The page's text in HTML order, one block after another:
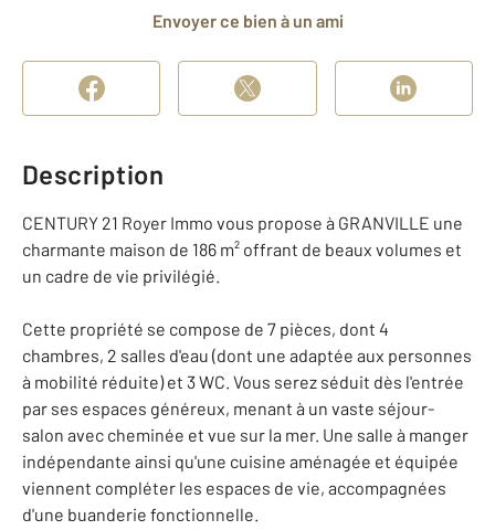
Envoyer ce bien à un ami
Description
CENTURY 21 Royer Immo vous propose à GRANVILLE une
charmante maison de 186 m² offrant de beaux volumes et
un cadre de vie privilégié.
Cette propriété se compose de 7 pièces, dont 4
chambres, 2 salles d'eau (dont une adaptée aux personnes
à mobilité réduite) et 3 WC. Vous serez séduit dès l'entrée
par ses espaces généreux, menant à un vaste séjour-
salon avec cheminée et vue sur la mer. Une salle à manger
indépendante ainsi qu'une cuisine aménagée et équipée
viennent compléter les espaces de vie, accompagnées
d'une buanderie fonctionnelle.